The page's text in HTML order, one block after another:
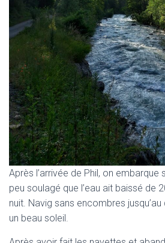
Après l’arrivée de Phil, on embarque
peu soulagé que l’eau ait baissé de
nuit. Navig sans encombres
un beau soleil.